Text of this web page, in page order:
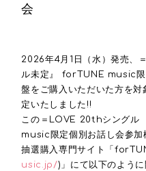
会
2026年4月1日（水）発売、
ル未定』 forTUNE music限
盤をご購入いただいた方を
定いたしました!!
この＝LOVE 20thシングル
music限定個別お話し会参加
抽選購入専門サイト「
usic.jp/)」にて以下のように